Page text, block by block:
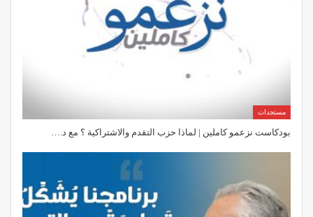
مستجدات
بودكاست نزعمو كاملين | لماذا حزب التقدم والاشتراكية ؟ مع د.…